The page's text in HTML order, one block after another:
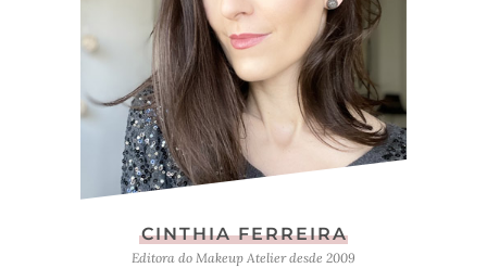
CINTHIA FERREIRA
Editora do Makeup Atelier desde 2009